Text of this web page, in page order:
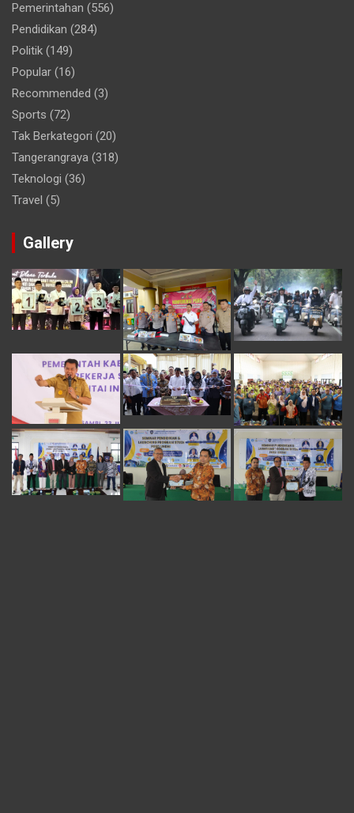
Pemerintahan (556)
Pendidikan (284)
Politik (149)
Popular (16)
Recommended (3)
Sports (72)
Tak Berkategori (20)
Tangerangraya (318)
Teknologi (36)
Travel (5)
Gallery